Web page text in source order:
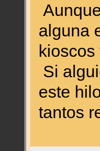
alguna
Si
este
tantos